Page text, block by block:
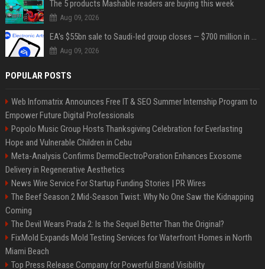
The 5 products Mashable readers are buying this week
Aug 09, 2026
EA's $55bn sale to Saudi-led group closes — $700 million in cuts on the horizon
Aug 09, 2026
POPULAR POSTS
Web Infomatrix Announces Free IT & SEO Summer Internship Program to
Empower Future Digital Professionals
Popolo Music Group Hosts Thanksgiving Celebration for Everlasting
Hope and Vulnerable Children in Cebu
Meta-Analysis Confirms DermoElectroPoration Enhances Exosome
Delivery in Regenerative Aesthetics
News Wire Service For Startup Funding Stories | PR Wires
The Beef Season 2 Mid-Season Twist: Why No One Saw the Kidnapping
Coming
The Devil Wears Prada 2: Is the Sequel Better Than the Original?
FixMold Expands Mold Testing Services for Waterfront Homes in North
Miami Beach
Top Press Release Company for Powerful Brand Visibility